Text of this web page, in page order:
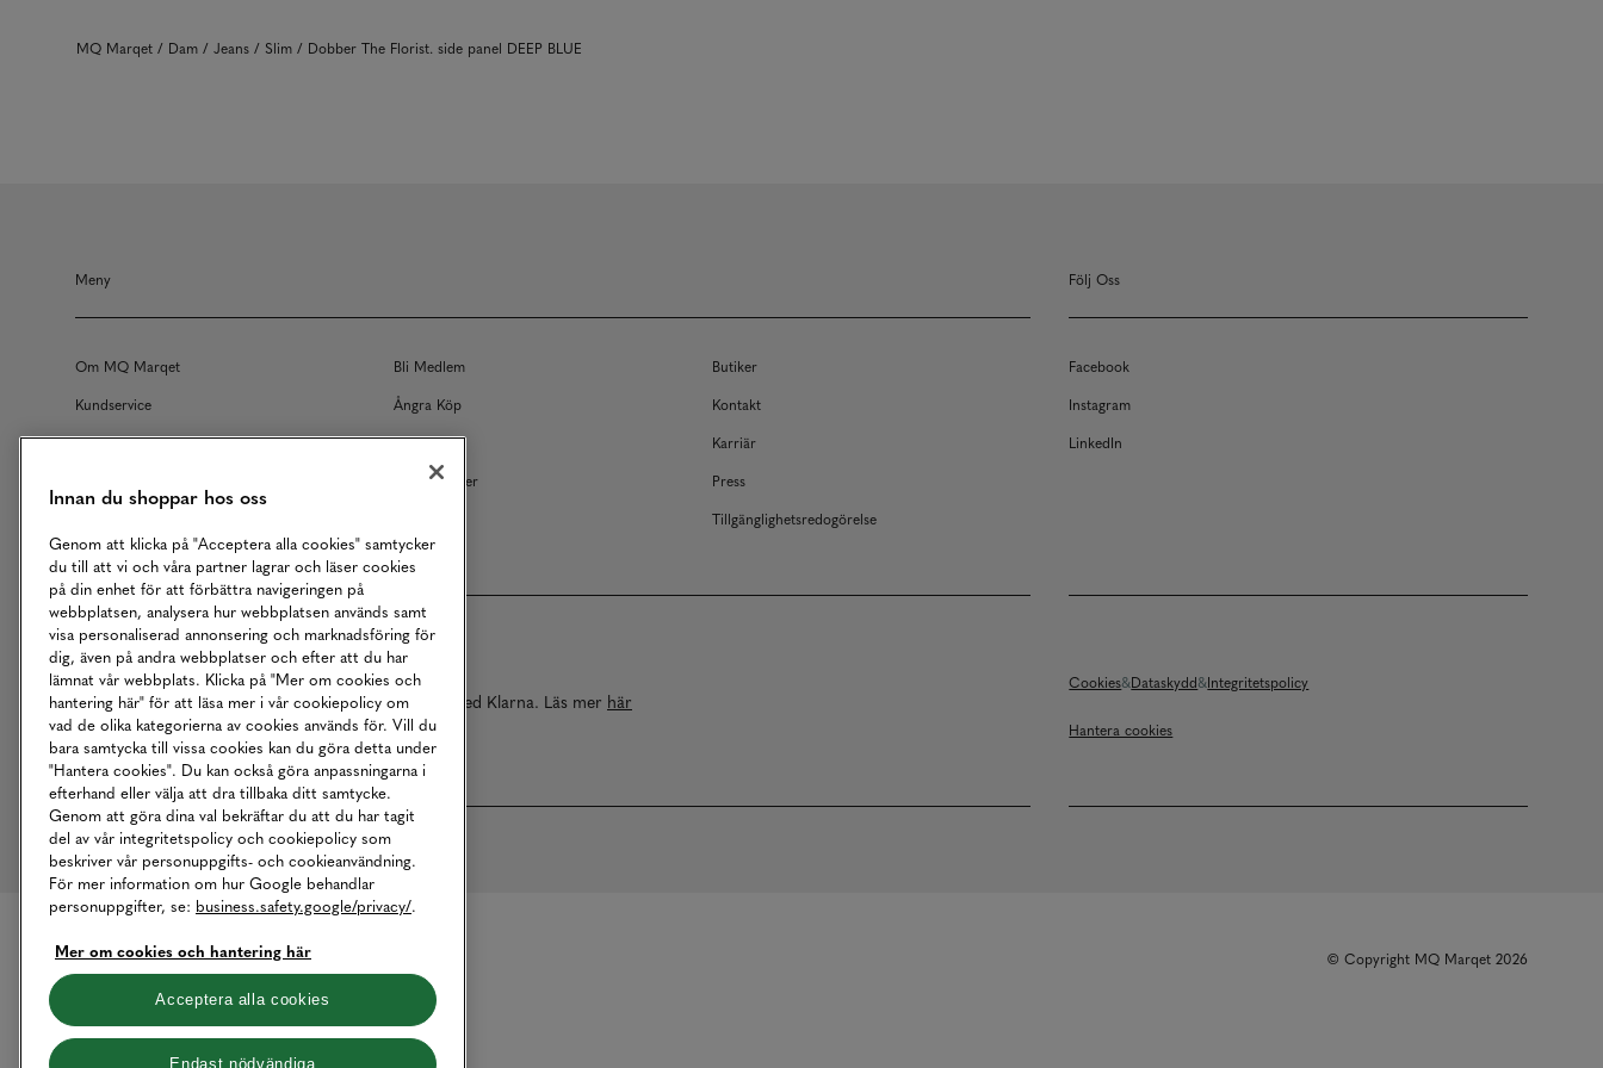
MQ Marqet Dam Jeans Slim Dobber The Florist. side panel DEEP BLUE
Meny
Om MQ Marqet Bli Medlem
Butiker
Kundservice
Ångra Köp
Kontakt
Returer
Köpvillkor
Karriär
Våra Tjänster
Press
Tillgänglighetsredogörelse
Följ Oss
Facebook
Instagram
LinkedIn
Betalningar online sköts i samarbete med Klarna. Läs mer här
Cookies Dataskydd Integritetspolicy
Hantera cookies
© Copyright MQ Marqet 2026
Innan du shoppar hos oss
Genom att klicka på "Acceptera alla cookies" samtycker
du till att vi och våra partner lagrar och läser cookies
på din enhet för att förbättra navigeringen på
webbplatsen, analysera hur webbplatsen används samt
visa personaliserad annonsering och marknadsföring för
dig, även på andra webbplatser och efter att du har
lämnat vår webbplats. Klicka på "Mer om cookies och
hantering här" för att läsa mer i vår cookiepolicy om
vad de olika kategorierna av cookies används för. Vill du
bara samtycka till vissa cookies kan du göra detta under
"Hantera cookies". Du kan också göra anpassningarna i
efterhand eller välja att dra tillbaka ditt samtycke.
Genom att göra dina val bekräftar du att du har tagit
del av vår integritetspolicy och cookiepolicy som
beskriver vår personuppgifts- och cookieanvändning.
För mer information om hur Google behandlar
personuppgifter, se: business.safety.google/privacy/.
Mer om cookies och hantering här
Acceptera alla cookies
Endast nödvändiga